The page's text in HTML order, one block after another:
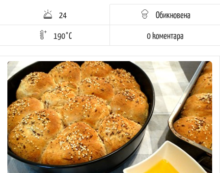
24
Обикновена
190°C
0 kоментара